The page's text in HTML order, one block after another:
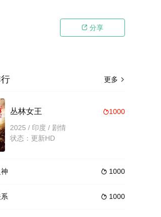
 分享
更多 
1000
丛林女王
2025 / 印度 / 剧情
状态：更新HD
 1000
 1000